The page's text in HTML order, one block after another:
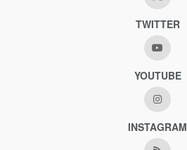
TWITTER
YOUTUBE
INSTAGRAM